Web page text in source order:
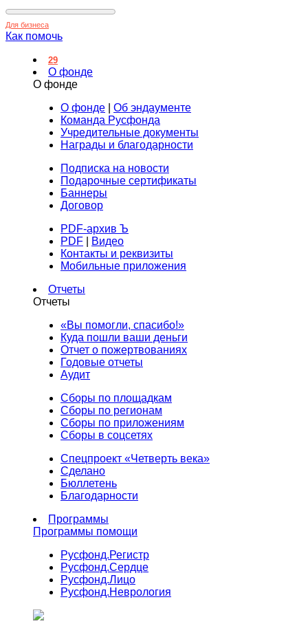
Для бизнеса
Как помочь
29
О фонде
О фонде
О фонде
Об эндаументе
Команда Русфонда
Учредительные документы
Награды и благодарности
Подписка на новости
Подарочные сертификаты
Баннеры
Договор
PDF-архив Ъ
PDF
Видео
Контакты и реквизиты
Мобильные приложения
Отчеты
Отчеты
«Вы помогли, спасибо!»
Куда пошли ваши деньги
Отчет о пожертвованиях
Годовые отчеты
Аудит
Сборы по площадкам
Сборы по регионам
Сборы по приложениям
Сборы в соцсетях
Спецпроект «Четверть века»
Сделано
Бюллетень
Благодарности
Программы
Программы помощи
Русфонд.Регистр
Русфонд.Сердце
Русфонд.Лицо
Русфонд.Неврология